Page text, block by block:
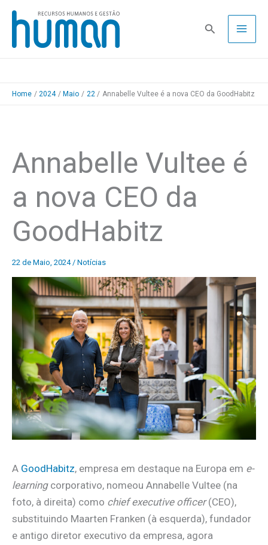
Skip
content
Pesquisa
Home 2024 Maio 22 Annabelle Vultee é a nova CEO da GoodHabitz
Annabelle Vultee é
a nova CEO da
GoodHabitz
22 de Maio, 2024 / Notícias
A GoodHabitz, empresa em destaque na Europa em e-
learningcorporativo, nomeou Annabelle Vultee (na
foto, à direita) como chief executive officer(CEO),
substituindo Maarten Franken (à esquerda), fundador
e antigo diretor executivo da empresa, agora